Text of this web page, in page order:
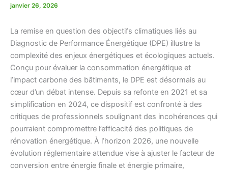
janvier 26, 2026
La remise en question des objectifs climatiques liés au
Diagnostic de Performance Énergétique (DPE) illustre la
complexité des enjeux énergétiques et écologiques actuels.
Conçu pour évaluer la consommation énergétique et
l’impact carbone des bâtiments, le DPE est désormais au
cœur d’un débat intense. Depuis sa refonte en 2021 et sa
simplification en 2024, ce dispositif est confronté à des
critiques de professionnels soulignant des incohérences qui
pourraient compromettre l’efficacité des politiques de
rénovation énergétique. À l’horizon 2026, une nouvelle
évolution réglementaire attendue vise à ajuster le facteur de
conversion entre énergie finale et énergie primaire,